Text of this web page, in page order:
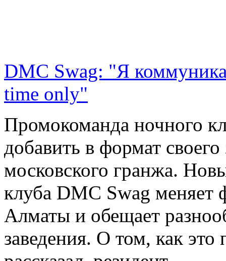
DMC Swag: "Я
time only"
Промокоманда ночного
добавить в формат
московского гранжа.
клуба DMC Swag меняет
Алматы и обещает
заведения. О том, как